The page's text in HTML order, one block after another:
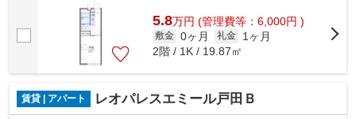
5.8万円 (管理費等：6,000円 )
敷金 0ヶ月 礼金
1ヶ月
2階 / 1K / 19.87㎡
賃貸 | アパート レオパレスエミール戸田Ｂ